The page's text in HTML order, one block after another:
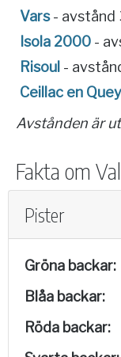
Vars- avstånd
Isola 2000 -
Risoul -
Ceillac en
Avstånden är
Fakta om
Pister
Gröna backar:
Blåa backar:
Röda backar: